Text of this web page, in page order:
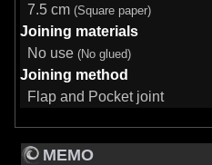
7.5 cm (Square paper)
Joining materials
No use (No glued)
Joining method
Flap and Pocket joint
MEMO